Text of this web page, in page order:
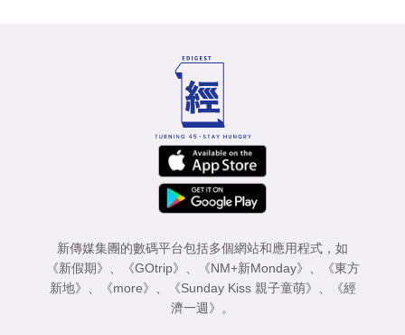
新傳媒集團的數碼平台包括多個網站和應用程式，如
《新假期》
《GOtrip》 《NM+新Monday》
《東方
新地》
《more》 《Sunday Kiss 親子童萌》
《經
濟一週》
。